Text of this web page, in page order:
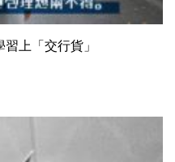
上「交行貨」